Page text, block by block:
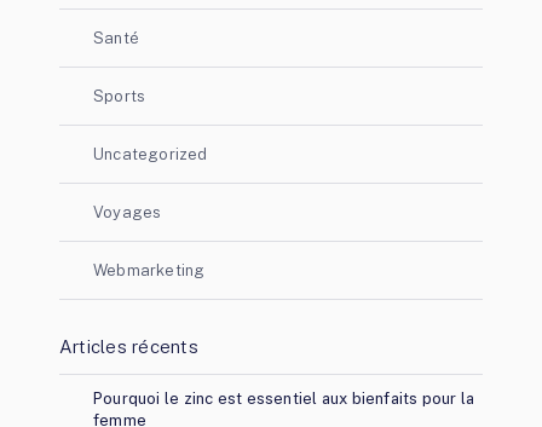
Santé
Sports
Uncategorized
Voyages
Webmarketing
Articles récents
Pourquoi le zinc est essentiel aux bienfaits pour la
femme